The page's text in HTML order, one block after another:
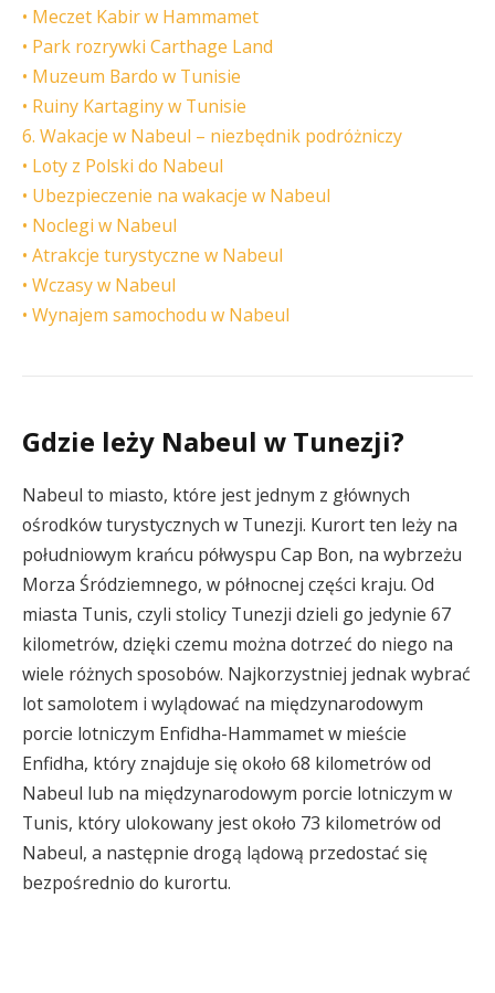
• Meczet Kabir w Hammamet
• Park rozrywki Carthage Land
• Muzeum Bardo w Tunisie
• Ruiny Kartaginy w Tunisie
6. Wakacje w Nabeul – niezbędnik podróżniczy
• Loty z Polski do Nabeul
• Ubezpieczenie na wakacje w Nabeul
• Noclegi w Nabeul
• Atrakcje turystyczne w Nabeul
• Wczasy w Nabeul
• Wynajem samochodu w Nabeul
Gdzie leży Nabeul w Tunezji?
Nabeul to miasto, które jest jednym z głównych
ośrodków turystycznych w Tunezji. Kurort ten leży na
południowym krańcu półwyspu Cap Bon, na wybrzeżu
Morza Śródziemnego, w północnej części kraju. Od
miasta Tunis, czyli stolicy Tunezji dzieli go jedynie 67
kilometrów, dzięki czemu można dotrzeć do niego na
wiele różnych sposobów. Najkorzystniej jednak wybrać
lot samolotem i wylądować na międzynarodowym
porcie lotniczym Enfidha-Hammamet w mieście
Enfidha, który znajduje się około 68 kilometrów od
Nabeul lub na międzynarodowym porcie lotniczym w
Tunis, który ulokowany jest około 73 kilometrów od
Nabeul, a następnie drogą lądową przedostać się
bezpośrednio do kurortu.